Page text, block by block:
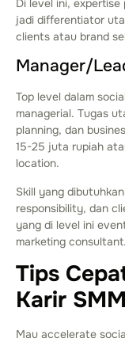
Di level ini,
jadi differentiator
clients atau brand
Manager/
Top level dalam
managerial. Tugas
planning, dan
15-25 juta rupiah
location.
Skill yang
responsibility, dan
yang di level ini
marketing consultant.
Tips
Karir SMM
Mau accelerate